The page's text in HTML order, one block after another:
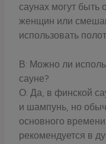
саунах могут быть
женщин или
использовать
В: Можно ли
сауне?
О: Да, в финской
и шампунь, но
основного
рекомендуется в